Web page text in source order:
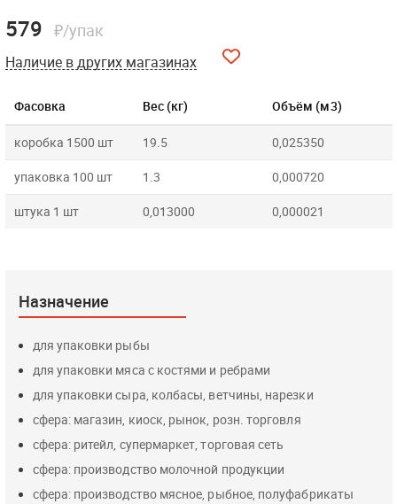
Фасовка Вес (кг) Объём (м3)
коробка 1500 шт 19.5 0,025350
упаковка 100 шт 1.3 0,000720
штука 1 шт 0,013000 0,000021
579 ₽/упак
Наличие в других магазинах
Назначение
для упаковки рыбы
для упаковки мяса с костями и ребрами
для упаковки сыра, колбасы, ветчины, нарезки
сфера: магазин, киоск, рынок, розн. торговля
сфера: ритейл, супермаркет, торговая сеть
сфера: производство молочной продукции
сфера: производство мясное, рыбное, полуфабрикаты